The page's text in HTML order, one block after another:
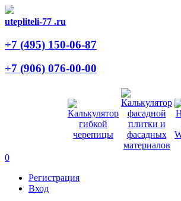
utepliteli-77 .ru
+7 (495) 150-06-87
+7 (906) 076-00-00
0
Регистрация
Вход